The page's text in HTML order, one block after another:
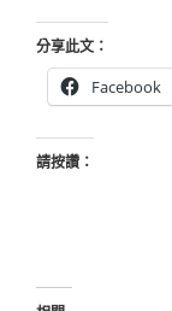
分享此文：
Facebook
請按讚：